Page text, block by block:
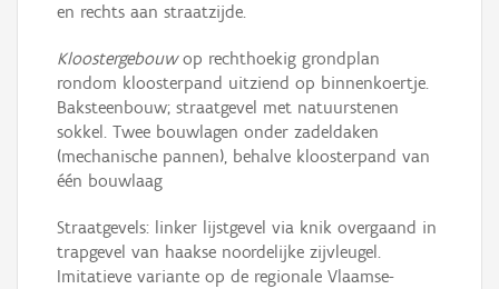
en rechts aan straatzijde.
Kloostergebouwop rechthoekig grondplan
rondom kloosterpand uitziend op binnenkoertje.
Baksteenbouw; straatgevel met natuurstenen
sokkel. Twee bouwlagen onder zadeldaken
(mechanische pannen), behalve kloosterpand van
één bouwlaag
Straatgevels: linker lijstgevel via knik overgaand in
trapgevel van haakse noordelijke zijvleugel.
Imitatieve variante op de regionale Vlaamse-